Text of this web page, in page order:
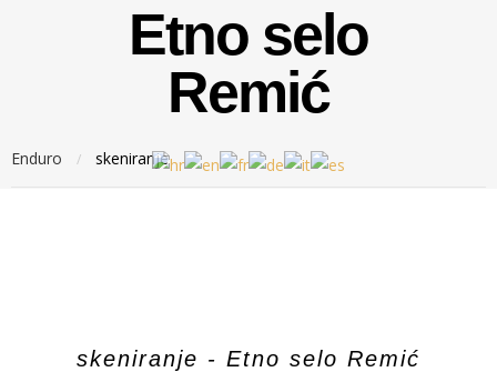
Etno selo
Remić
Enduro / skeniranje
skeniranje - Etno selo Remić